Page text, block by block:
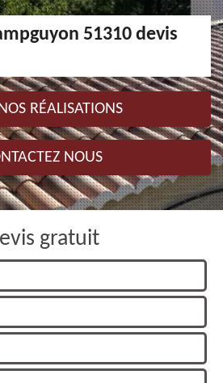
51310 devis
RÉALISATIONS
NOUS
gratuit